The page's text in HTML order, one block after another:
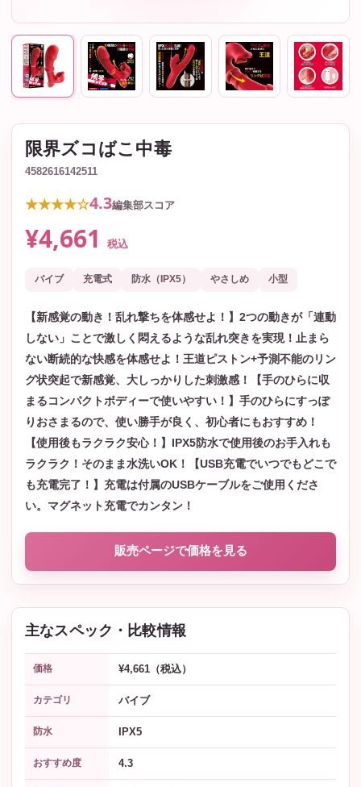
限界ズコばこ中毒
4582616142511
★★★★☆4.3編集部スコア
¥4,661 税込
バイブ 充電式 防水（IPX5） やさしめ 小型
【新感覚の動き！乱れ撃ちを体感せよ！】2つの動きが「連動
しない」ことで激しく悶えるような乱れ突きを実現！止まら
ない断続的な快感を体感せよ！王道ピストン+予測不能のリン
グ状突起で新感覚、大しっかりした刺激感！【手のひらに収
まるコンパクトボディーで使いやすい！】手のひらにすっぽ
りおさまるので、使い勝手が良く、初心者にもおすすめ！
【使用後もラクラク安心！】IPX5防水で使用後のお手入れも
ラクラク！そのまま水洗いOK！【USB充電でいつでもどこで
も充電完了！】充電は付属のUSBケーブルをご使用くださ
い。マグネット充電でカンタン！
販売ページで価格を見る
主なスペック・比較情報
価格 ¥4,661（税込）
カテゴリ バイブ
防水 IPX5
おすすめ度 4.3